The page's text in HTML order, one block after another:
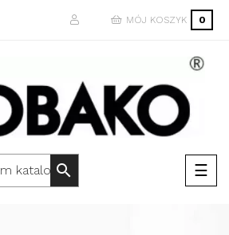
MÓJ KOSZYK 0
search ☰